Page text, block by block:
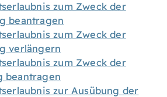
zum Zweck der
beantragen
zum Zweck der
verlängern
zum Zweck der
beantragen
zur Ausübung der